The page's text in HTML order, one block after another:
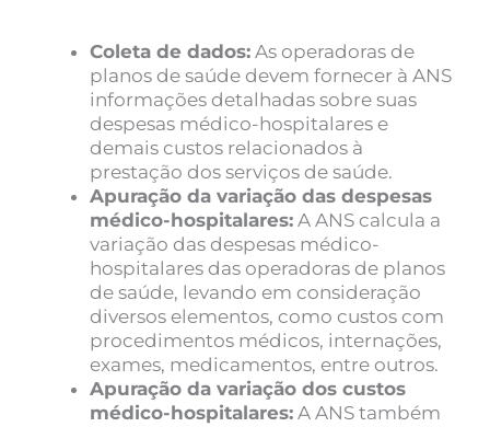
Coleta de dados: As operadoras de
planos de saúde devem fornecer à ANS
informações detalhadas sobre suas
despesas médico-hospitalares e
demais custos relacionados à
prestação dos serviços de saúde.
Apuração da variação das despesas
médico-hospitalares: A ANS calcula a
variação das despesas médico-
hospitalares das operadoras de planos
de saúde, levando em consideração
diversos elementos, como custos com
procedimentos médicos, internações,
exames, medicamentos, entre outros.
Apuração da variação dos custos
médico-hospitalares: A ANS também